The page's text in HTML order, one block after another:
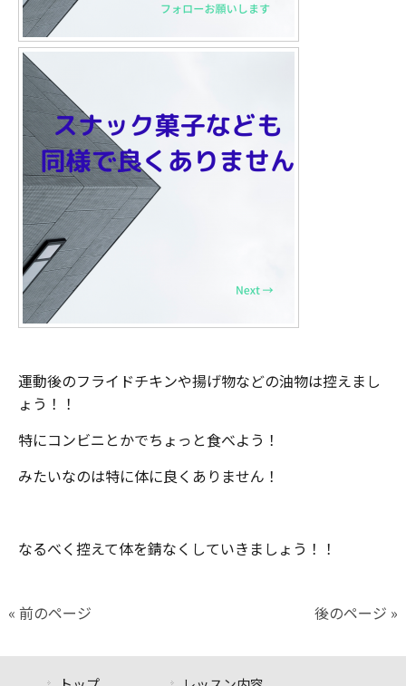
運動後のフライドチキンや揚げ物などの油物は控えまし
ょう！！
特にコンビニとかでちょっと食べよう！
みたいなのは特に体に良くありません！
なるべく控えて体を錆なくしていきましょう！！
« 前のページ 後のページ »